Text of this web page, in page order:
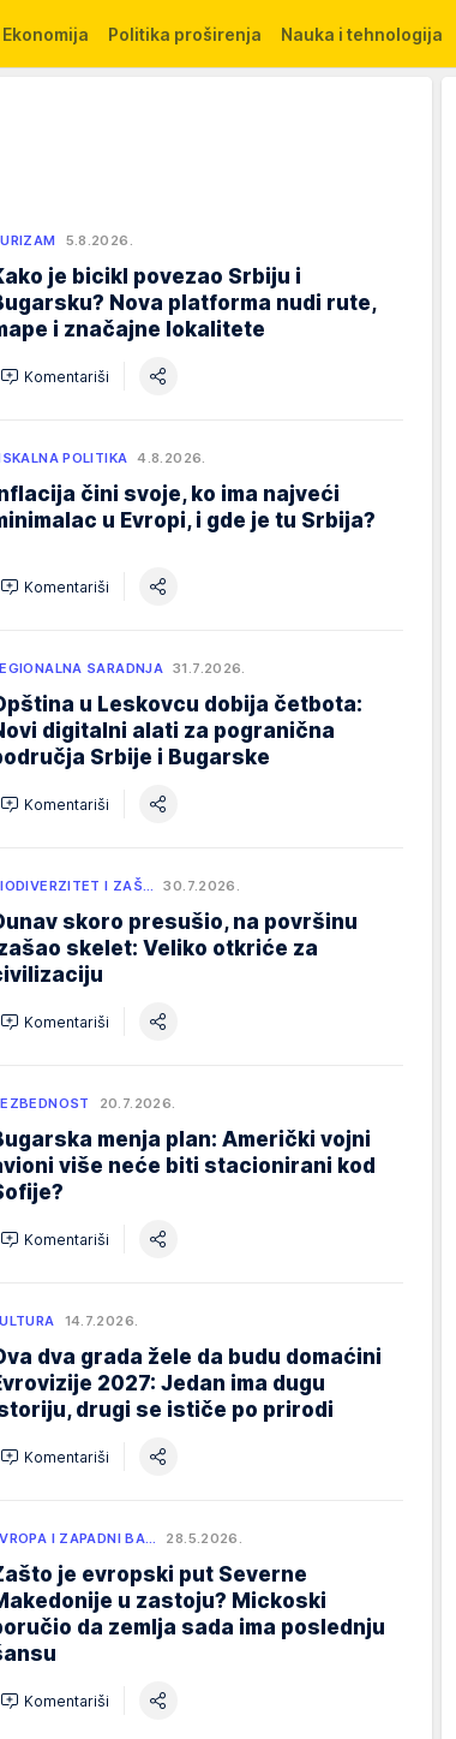
Ekonomija Politika proširenja Nauka i tehnologija
5.8.2026.
je bicikl povezao Srbiju i
Nova platforma nudi rute,
i značajne lokalitete
Komentariši
POLITIKA 4.8.2026.
čini svoje, ko ima najveći
u Evropi, i gde je tu Srbija?
Komentariši
SARADNJA 31.7.2026.
u Leskovcu dobija četbota:
digitalni alati za pogranična
Srbije i Bugarske
Komentariši
I ZAŠ… 30.7.2026.
skoro presušio, na površinu
skelet: Veliko otkriće za
Komentariši
20.7.2026.
menja plan: Američki vojni
više neće biti stacionirani kod
Komentariši
14.7.2026.
dva grada žele da budu domaćini
2027: Jedan ima dugu
drugi se ističe po prirodi
Komentariši
I ZAPADNI BA… 28.5.2026.
je evropski put Severne
u zastoju? Mickoski
da zemlja sada ima poslednju
Komentariši